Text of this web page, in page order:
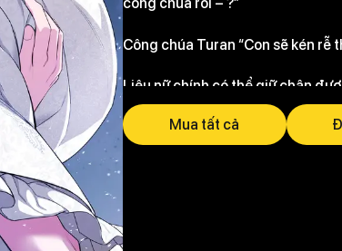
Công chúa Turan “Con sẽ kén rễ
Liệu nữ chính có thể giữ chân
Nhân vật: Charlotte Turan
Mua tất cả